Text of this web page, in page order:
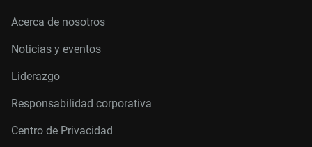
Acerca de nosotros
Noticias y eventos
Liderazgo
Responsabilidad corporativa
Centro de Privacidad